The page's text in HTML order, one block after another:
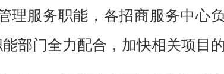
理服务职能，各招商服务中心
能部门全力配合， 加快相关项目